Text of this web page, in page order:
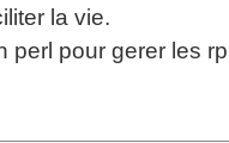
la vie.
perl pour gerer les